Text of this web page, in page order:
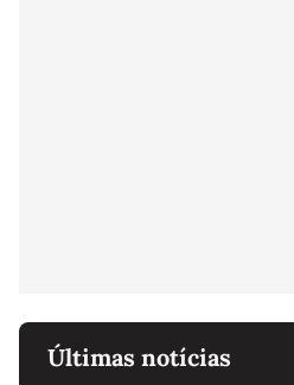
Últimas notícias